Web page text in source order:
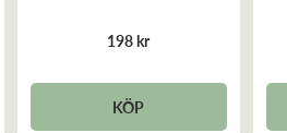
198 kr
KÖP